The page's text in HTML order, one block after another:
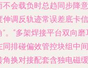
会载负时总趋同步降意
调反轨迹常误差底卡信
。“多架焊接平台双向磨
排碰偏效管控块组中间
换对接配套含独电磁缓